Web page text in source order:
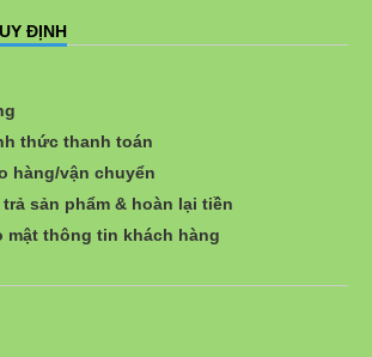
ĐỊNH
thức thanh toán
hàng/vận chuyển
sản phẩm & hoàn lại tiền
mật thông tin khách hàng